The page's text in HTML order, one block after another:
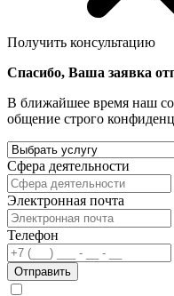
Получить консультацию
Спасибо, Ваша заявка
В ближайшее время наш
общение строго
Сфера деятельности
Электронная почта
Телефон
Отправить